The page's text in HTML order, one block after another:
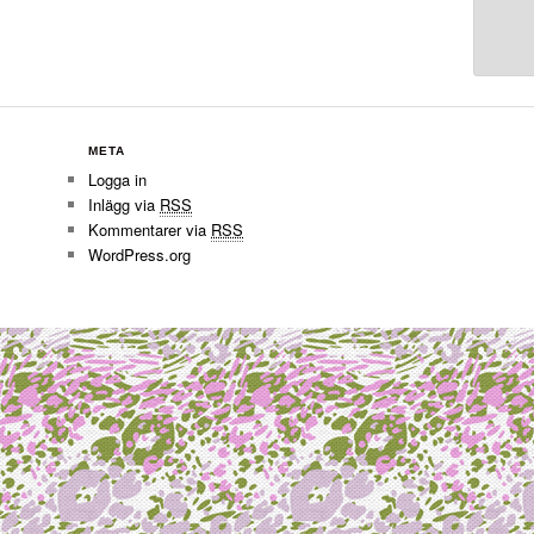
META
Logga in
Inlägg via RSS
Kommentarer via RSS
WordPress.org